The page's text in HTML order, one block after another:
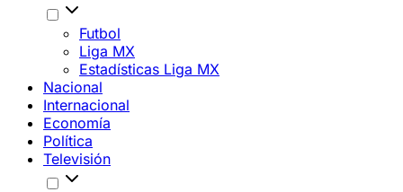
Futbol
Liga MX
Estadísticas Liga MX
Nacional
Internacional
Economía
Política
Televisión